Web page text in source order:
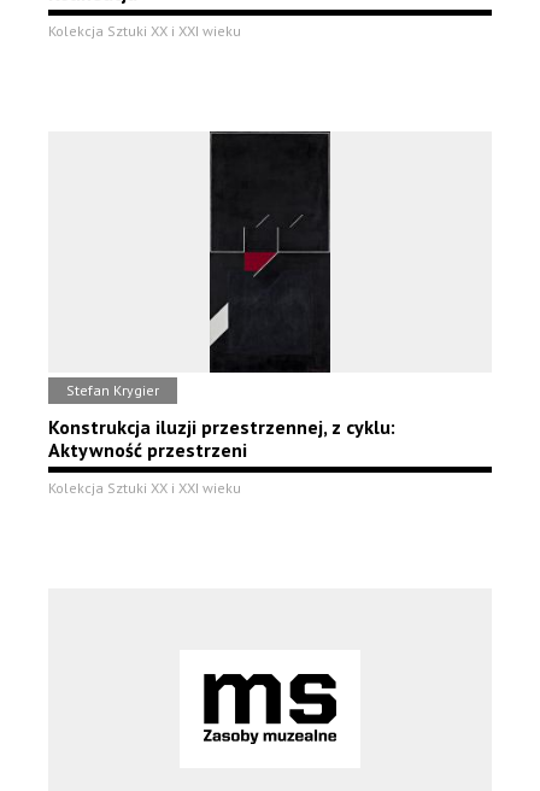
Kolekcja Sztuki XX i XXI wieku
Stefan Krygier
Konstrukcja iluzji przestrzennej, z cyklu:
Aktywność przestrzeni
Kolekcja Sztuki XX i XXI wieku